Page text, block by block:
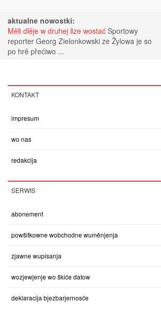
aktualne nowostki:
Měli dlěje w druhej lize wostać Sportowy
reporter Georg Zielonkowski ze Žylowa je so
po hrě přećiwo ...
KONTAKT
impresum
wo nas
redakcija
SERWIS
abonement
powšitkowne wobchodne wuměnjenja
zjawne wupisanja
wozjewjenje wo škiće datow
deklaracija bjezbarjernosće